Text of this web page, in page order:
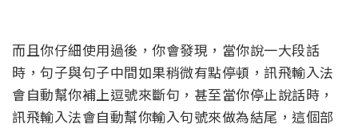
而且你仔細使用過後，你會發現，當你說一大段話
時，句子與句子中間如果稍微有點停頓，訊飛輸入法
會自動幫你補上逗號來斷句，甚至當你停止說話時，
訊飛輸入法會自動幫你輸入句號來做為結尾，這個部